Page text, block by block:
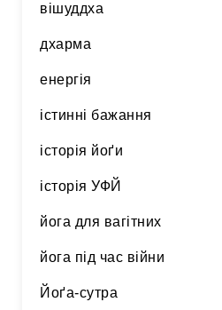
вішуддха
дхарма
енергія
істинні бажання
історія йоґи
історія УФЙ
йога для вагітних
йога під час війни
Йоґа-сутра